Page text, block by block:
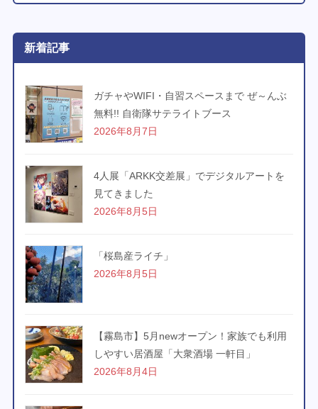
新着記事
ガチャやWIFI・自習スペースまで ぜ～んぶ
無料!! 自衛隊サテライトブース
2026年8月7日
4人展「ARKK交差展」でデジタルアートを
見てきました
2026年8月5日
「桜島産ライチ」
2026年8月5日
【霧島市】5月newオープン！家族でも利用
しやすい居酒屋「大衆酒場 一軒目」
2026年8月4日